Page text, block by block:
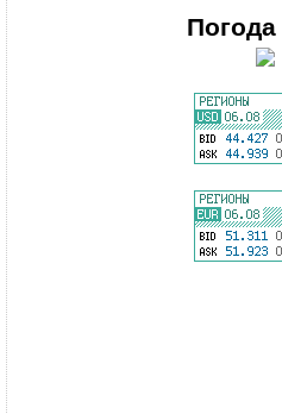
Погода